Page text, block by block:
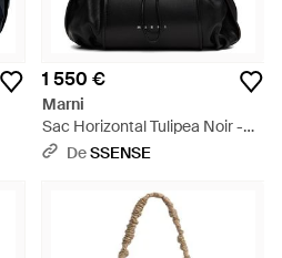
1 550 €
Marni
Sac Horizontal Tulipea Noir -
NoirDeSSENSE